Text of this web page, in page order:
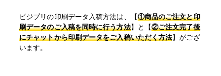
ビジプリの印刷データ入稿方法は、【①商品のご注文と印
刷データのご入稿を同時に行う方法】と【②ご注文完了後
にチャットから印刷データをご入稿いただく方法】がござ
います。